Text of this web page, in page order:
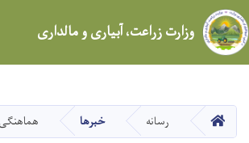
main
content
وزارت زراعت، آبیاری و مالداری
HOME رسانه خبرها